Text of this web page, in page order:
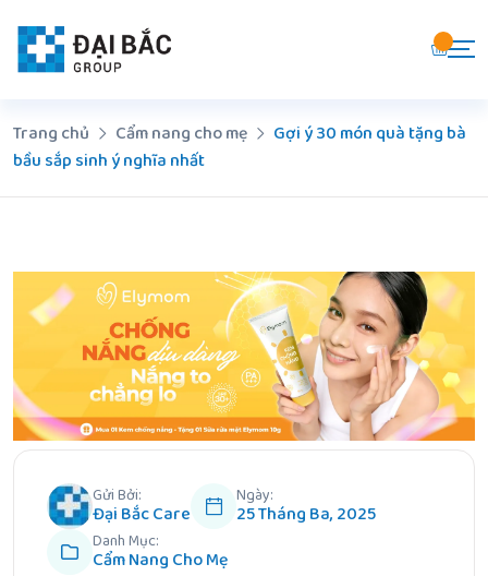
đến
nội
Trang chủ
Cẩm nang cho mẹ
Gợi ý 30 món quà tặng bà
bầu sắp sinh ý nghĩa nhất
Gửi Bởi:
Đại Bắc Care
Ngày:
25 Tháng Ba, 2025
Danh Mục:
Cẩm Nang Cho Mẹ